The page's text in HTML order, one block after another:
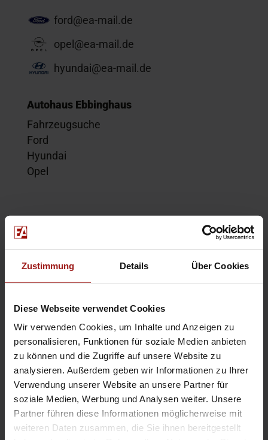
Zustimmung Details Über Cookies
Diese Webseite verwendet Cookies
Wir verwenden Cookies, um Inhalte und Anzeigen zu
personalisieren, Funktionen für soziale Medien anbieten
zu können und die Zugriffe auf unsere Website zu
analysieren. Außerdem geben wir Informationen zu Ihrer
Verwendung unserer Website an unsere Partner für
soziale Medien, Werbung und Analysen weiter. Unsere
Partner führen diese Informationen möglicherweise mit
weiteren Daten zusammen, die Sie ihnen bereitgestellt
ford@ea-mail.de
opel@ea-mail.de
hyundai@ea-mail.de
Autohaus Ebbinghaus
Fahrzeugsuche
Ford
Hyundai
Opel
Kontakt
Probefahrt
Service-Termin
EA Standorte
Ebbinghaus am Flughafen – Dortmund Sölde
Ebbinghaus am Tierpark – Dortmund Kirchhörde
Ebbinghaus Autozentrum – Dortmund Dorstfeld
Ebbinghaus Ford Store – Bochum
Ebbinghaus in Hamm
Ebbinghaus in Kamen